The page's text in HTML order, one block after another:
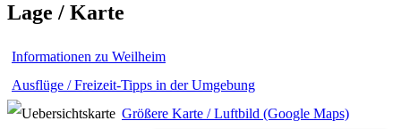
Lage / Karte
Informationen zu Weilheim
Ausflüge / Freizeit-Tipps in der Umgebung
Größere Karte / Luftbild (Google Maps)